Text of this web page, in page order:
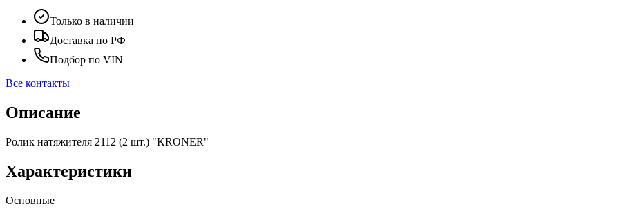
Только в наличии
Доставка по РФ
Подбор по VIN
Все контакты
Описание
Ролик натяжителя 2112 (2 шт.) "KRONER"
Характеристики
Основные